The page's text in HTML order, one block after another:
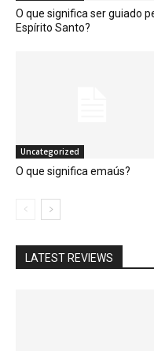
O que significa ser guiado
Espírito Santo?
Uncategorized
O que significa emaús?
LATEST REVIEWS